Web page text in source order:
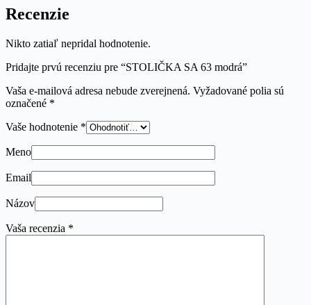
Recenzie
Nikto zatiaľ nepridal hodnotenie.
Pridajte prvú recenziu pre “STOLIČKA SA 63 modrá”
Vaša e-mailová adresa nebude zverejnená. Vyžadované polia sú
označené *
Vaše hodnotenie *
Meno
Email
Názov
Vaša recenzia *